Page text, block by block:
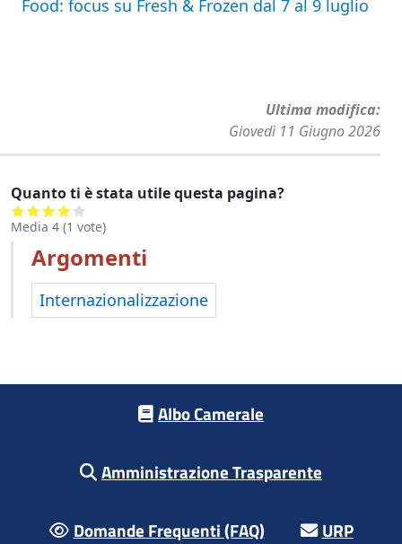
Food: focus su Fresh & Frozen dal 7 al 9 luglio
Ultima modifica
Giovedì 11 Giugno 2026
Quanto ti è stata utile questa pagina?
Media 4 (1 vote)
Argomenti
Internazionalizzazione
Albo Camerale
Amministrazione Trasparente
Domande Frequenti (FAQ) URP